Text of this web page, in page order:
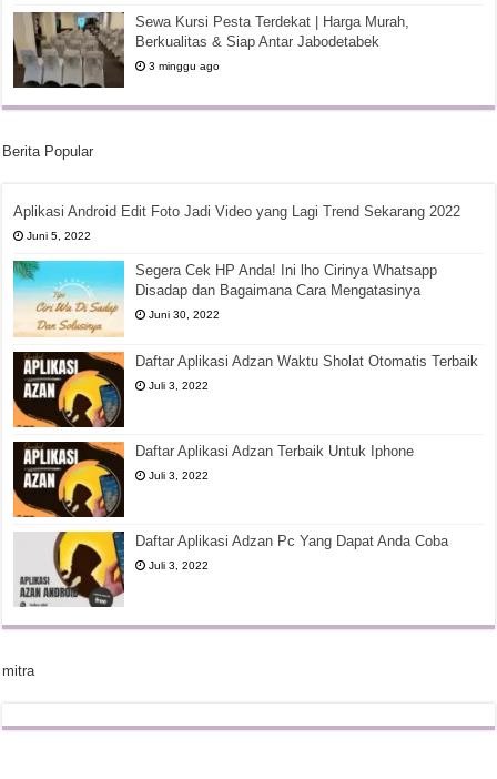
Sewa Kursi Pesta Terdekat | Harga Murah,
Berkualitas & Siap Antar Jabodetabek
3 minggu ago
Berita Popular
Aplikasi Android Edit Foto Jadi Video yang Lagi Trend Sekarang 2022
Juni 5, 2022
Segera Cek HP Anda! Ini lho Cirinya Whatsapp
Disadap dan Bagaimana Cara Mengatasinya
Juni 30, 2022
Daftar Aplikasi Adzan Waktu Sholat Otomatis Terbaik
Juli 3, 2022
Daftar Aplikasi Adzan Terbaik Untuk Iphone
Juli 3, 2022
Daftar Aplikasi Adzan Pc Yang Dapat Anda Coba
Juli 3, 2022
mitra